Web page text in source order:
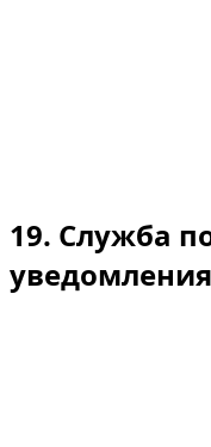
19. Служба
уведомления